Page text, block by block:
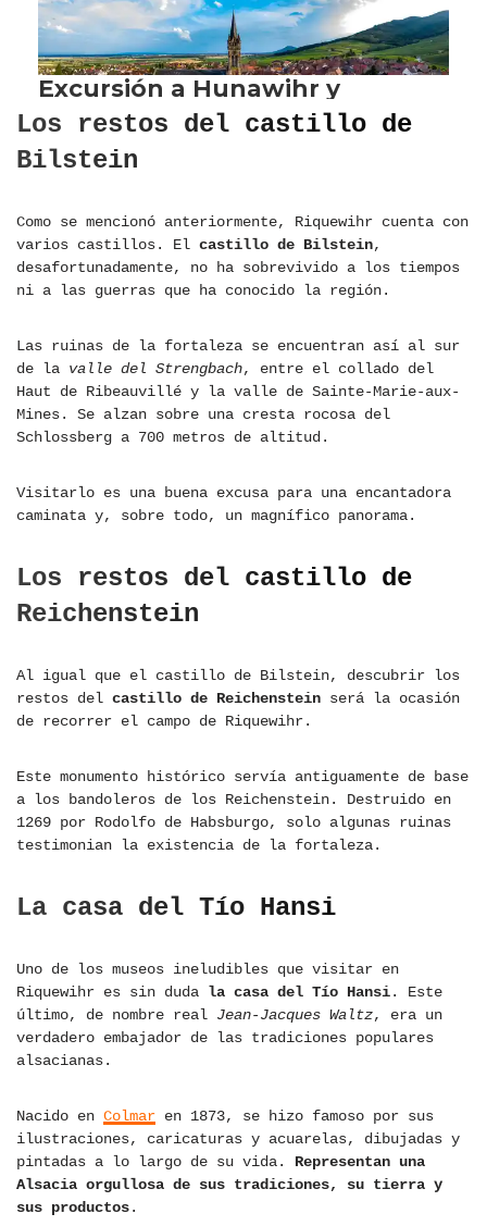
Los restos del castillo de
Bilstein
Como se mencionó anteriormente, Riquewihr cuenta con
varios castillos. El castillo de Bilstein,
desafortunadamente, no ha sobrevivido a los tiempos
ni a las guerras que ha conocido la región.
Las ruinas de la fortaleza se encuentran así al sur
de la valle del Strengbach, entre el collado del
Haut de Ribeauvillé y la valle de Sainte-Marie-aux-
Mines. Se alzan sobre una cresta rocosa del
Schlossberg a 700 metros de altitud.
Visitarlo es una buena excusa para una encantadora
caminata y, sobre todo, un magnífico panorama.
Los restos del castillo de
Reichenstein
Al igual que el castillo de Bilstein, descubrir los
restos del castillo de Reichenstein será la ocasión
de recorrer el campo de Riquewihr.
Este monumento histórico servía antiguamente de base
a los bandoleros de los Reichenstein. Destruido en
1269 por Rodolfo de Habsburgo, solo algunas ruinas
testimonian la existencia de la fortaleza.
La casa del Tío Hansi
Uno de los museos ineludibles que visitar en
Riquewihr es sin duda la casa del Tío Hansi. Este
último, de nombre real Jean-Jacques Waltz, era un
verdadero embajador de las tradiciones populares
alsacianas.
Nacido en Colmar en 1873, se hizo famoso por sus
ilustraciones, caricaturas y acuarelas, dibujadas y
pintadas a lo largo de su vida. Representan una
Alsacia orgullosa de sus tradiciones, su tierra y
sus productos.